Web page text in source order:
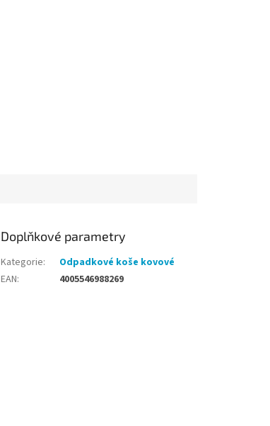
Doplňkové parametry
Kategorie:
Odpadkové koše kovové
EAN: 4005546988269